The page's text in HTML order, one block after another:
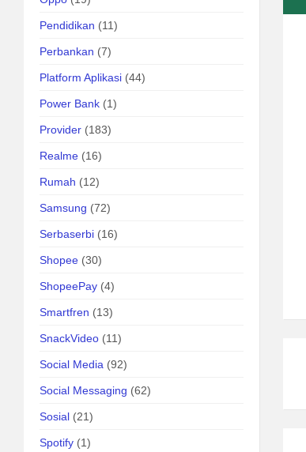
Pendidikan (11)
Perbankan (7)
Platform Aplikasi (44)
Power Bank (1)
Provider (183)
Realme (16)
Rumah (12)
Samsung (72)
Serbaserbi (16)
Shopee (30)
ShopeePay (4)
Smartfren (13)
SnackVideo (11)
Social Media (92)
Social Messaging (62)
Sosial (21)
Spotify (1)